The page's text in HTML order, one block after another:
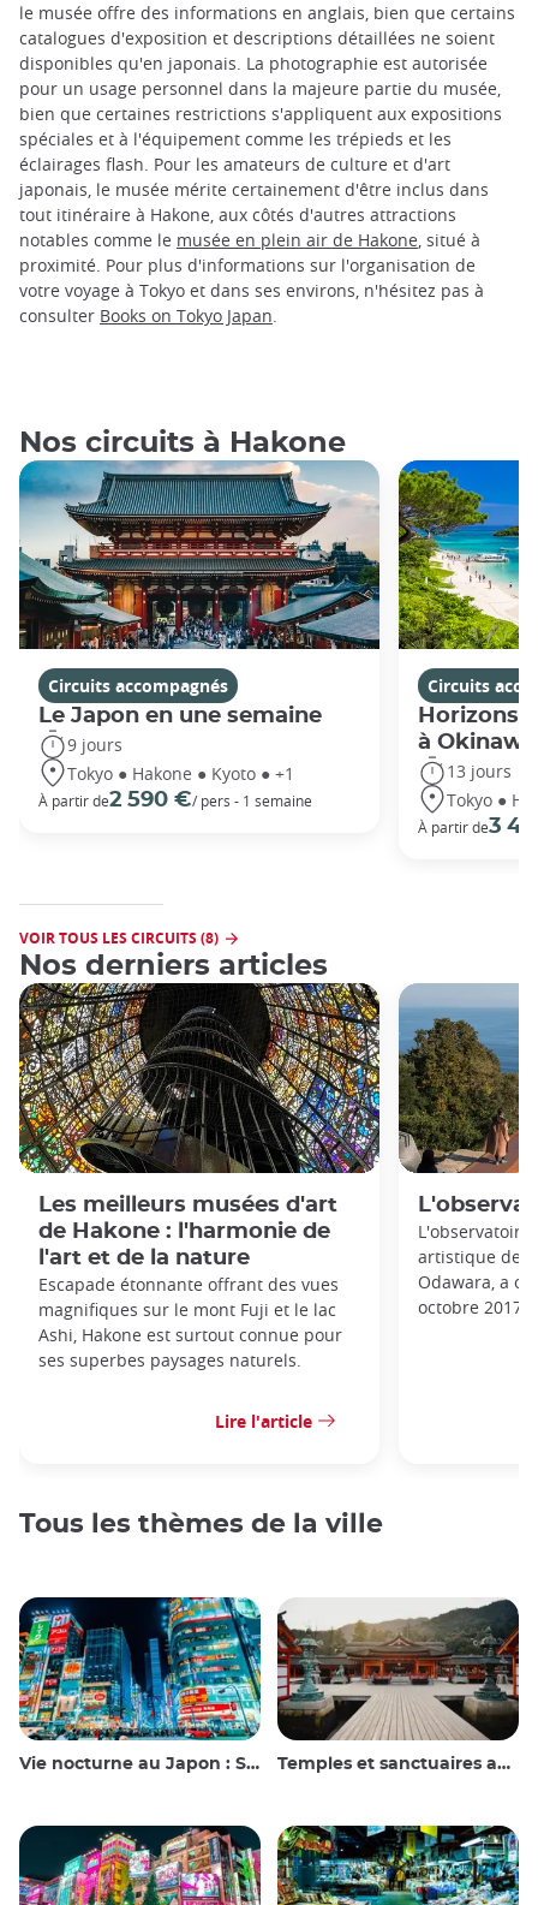
le musée offre des informations en anglais, bien que certains
catalogues d'exposition et descriptions détaillées ne soient
disponibles qu'en japonais. La photographie est autorisée
pour un usage personnel dans la majeure partie du musée,
bien que certaines restrictions s'appliquent aux expositions
spéciales et à l'équipement comme les trépieds et les
éclairages flash. Pour les amateurs de culture et d'art
japonais, le musée mérite certainement d'être inclus dans
tout itinéraire à Hakone, aux côtés d'autres attractions
notables comme le musée en plein air de Hakone, situé à
proximité. Pour plus d'informations sur l'organisation de
votre voyage à Tokyo et dans ses environs, n'hésitez pas à
consulter Books on Tokyo Japan.
Nos circuits à Hakone
Circuits accompagnés
Le Japon en une semaine
9 jours
Tokyo ● Hakone ● Kyoto ● +1
À partir de2 590 €/ pers - 1 semaine
Circuits
Horizons
à Okinawa
13 jours
Tokyo ●
À partir de3
VOIR TOUS LES CIRCUITS (8)
Nos derniers articles
Les meilleurs musées d'art
de Hakone : l'harmonie de
l'art et de la nature
Escapade étonnante offrant des vues
magnifiques sur le mont Fuji et le lac
Ashi, Hakone est surtout connue pour
ses superbes paysages naturels.
Lire l'article
L'observatoire
artistique de
Odawara, a
octobre 2017.
Tous les thèmes de la ville
Vie nocturne au Japon : Sortir, voir et boire Temples et sanctuaires au Japon